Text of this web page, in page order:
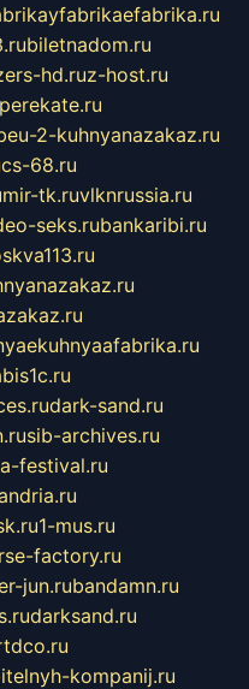
biletnadom.ru
hd.ruz-host.ru
2-kuhnyanazakaz.ru
cs-68.ru
mir-tk.ruvlknrussia.ru
seks.rubankaribi.ru
dark-sand.ru
sib-archives.ru
festival.ru
1-mus.ru
factory.ru
jun.rubandamn.ru
darksand.ru
kompanij.ru